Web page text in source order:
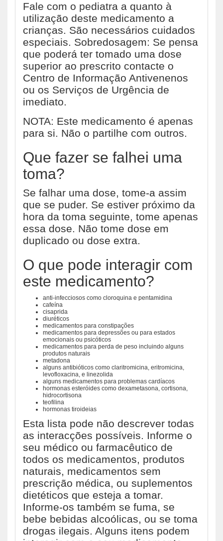
Fale com o pediatra a quanto à
utilização deste medicamento a
crianças. São necessários cuidados
especiais. Sobredosagem: Se pensa
que poderá ter tomado uma dose
superior ao prescrito contacte o
Centro de Informação Antivenenos
ou os Serviços de Urgência de
imediato.
NOTA: Este medicamento é apenas
para si. Não o partilhe com outros.
Que fazer se falhei uma
toma?
Se falhar uma dose, tome-a assim
que se puder. Se estiver próximo da
hora da toma seguinte, tome apenas
essa dose. Não tome dose em
duplicado ou dose extra.
O que pode interagir com
este medicamento?
anti-infecciosos como cloroquina e pentamidina
cafeína
cisaprida
diuréticos
medicamentos para constipações
medicamentos para depressões ou para estados
emocionais ou psicóticos
medicamentos para perda de peso incluindo alguns
produtos naturais
metadona
alguns antibióticos como claritromicina, eritromicina,
levofloxacina, e linezolida
alguns medicamentos para problemas cardíacos
hormonas esteróides como dexametasona, cortisona,
hidrocortisona
teofilina
hormonas tiroideias
Esta lista pode não descrever todas
as interacções possíveis. Informe o
seu médico ou farmacêutico de
todos os medicamentos, produtos
naturais, medicamentos sem
prescrição médica, ou suplementos
dietéticos que esteja a tomar.
Informe-os também se fuma, se
bebe bebidas alcoólicas, ou se toma
drogas ilegais. Alguns itens podem